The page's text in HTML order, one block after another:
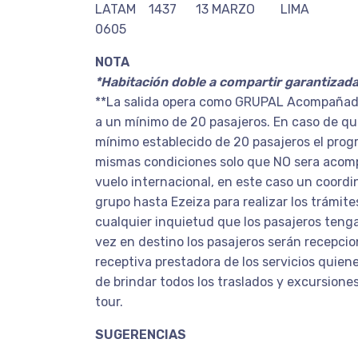
LATAM 1437 13 MARZO
0605
NOTA
*Habitación doble a compartir
**La salida opera como GRUPAL
a un mínimo de 20 pasajeros. En caso de
mínimo establecido de 20 pasajeros el
mismas condiciones solo que NO sera
vuelo internacional, en este caso un
grupo hasta Ezeiza para realizar los
cualquier inquietud que los pasajeros
vez en destino los pasajeros serán
receptiva prestadora de los servicios
de brindar todos los traslados y
tour.
SUGERENCIAS